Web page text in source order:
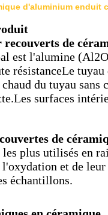
d'aluminium
recouverts de
est l'alumine
résistanceLe
du tuyau sans
surfaces
de
plus utilisés en
l'oxydation et de
échantillons.